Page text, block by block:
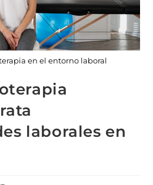
en el entorno laboral
laborales en